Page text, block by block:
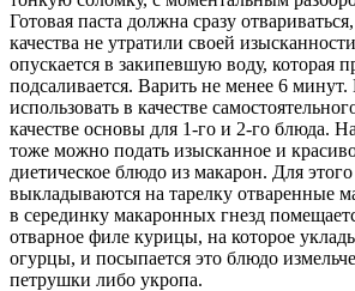
Готовая паста должна сразу
качества не утратили своей
опускается в закипевшую воду, которая
подсаливается. Варить не менее 6
использовать в качестве
качестве основы для 1-го и 2-го блюда.
тоже можно подать изысканное и
диетическое блюдо из макарон. Для этого
выкладываются на тарелку отваренные
в серединку макаронных гнезд
отварное филе курицы, на которое
огурцы, и посыпается это блюдо
петрушки либо укропа.